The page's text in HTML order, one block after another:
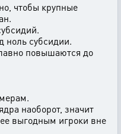
чтобы крупные
ноль субсидии.
повышаются до
наоборот, значит
выгодным игроки вне